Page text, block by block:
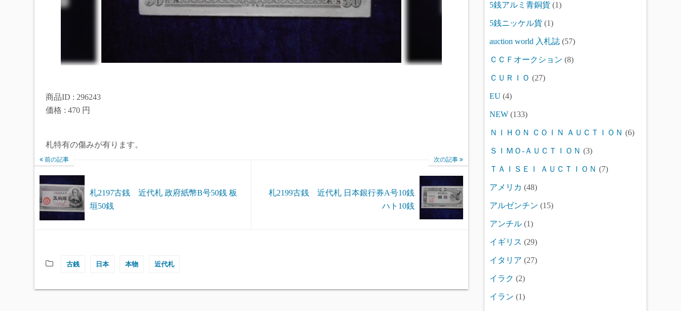
商品ID : 296243
価格 : 470 円
札特有の傷みが有ります。
前の記事
札2197古銭 近代札 政府紙幣B号50銭 板
垣50銭
次の記事
札2199古銭 近代札 日本銀行券A号10銭
ハト10銭
古銭 日本 本物 近代札
5銭アルミ青銅貨 (1)
5銭ニッケル貨 (1)
auction world 入札誌 (57)
ＣＣＦオークション (8)
ＣＵＲＩＯ (27)
EU (4)
NEW (133)
ＮＩＨＯＮ ＣＯＩＮ ＡＵＣＴＩＯＮ (6)
ＳＩＭＯ-ＡＵＣＴＩＯＮ (3)
ＴＡＩＳＥＩ ＡＵＣＴＩＯＮ (7)
アメリカ (48)
アルゼンチン (15)
アンチル (1)
イギリス (29)
イタリア (27)
イラク (2)
イラン (1)